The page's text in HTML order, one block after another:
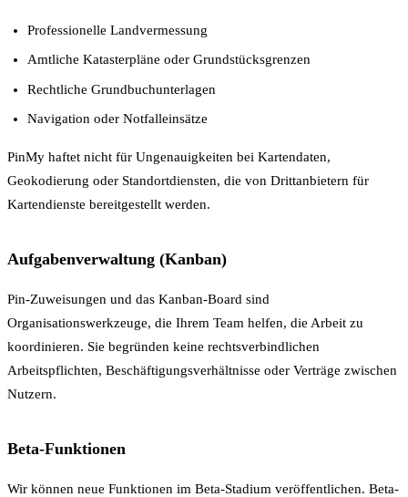
Professionelle Landvermessung
Amtliche Katasterpläne oder Grundstücksgrenzen
Rechtliche Grundbuchunterlagen
Navigation oder Notfalleinsätze
PinMy haftet nicht für Ungenauigkeiten bei Kartendaten,
Geokodierung oder Standortdiensten, die von Drittanbietern für
Kartendienste bereitgestellt werden.
Aufgabenverwaltung (Kanban)
Pin-Zuweisungen und das Kanban-Board sind
Organisationswerkzeuge, die Ihrem Team helfen, die Arbeit zu
koordinieren. Sie begründen keine rechtsverbindlichen
Arbeitspflichten, Beschäftigungsverhältnisse oder Verträge zwischen
Nutzern.
Beta-Funktionen
Wir können neue Funktionen im Beta-Stadium veröffentlichen. Beta-